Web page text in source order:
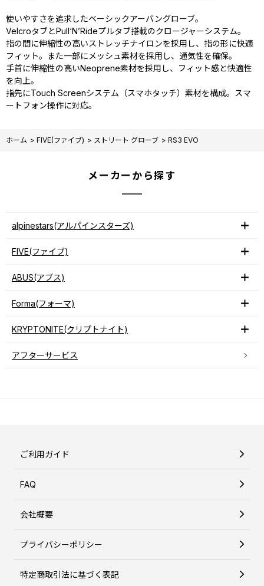
使いやすさを追求したベーシックアーバングローブ。
VelcroタブとPull‘N’Rideプルタブ搭載のクロージャーシステム。
指の間に伸縮性の高いストレッチナイロンを採用し、指の形に快適
フィット。また一部にメッシュ素材を採用し、通気性を確保。
手首に伸縮性の高いNeoprene素材を採用し、フィット感と快適性
を向上。
指先にTouch Screenシステム（スマホタッチ）素材を構成。スマ
ートフォン操作に対応。
ホーム > FIVE(ファイブ) > ストリート グローブ > RS3 EVO
メーカーから探す
alpinestars(アルパインスターズ)
FIVE(ファイブ)
ABUS(アブス)
Forma(フォーマ)
KRYPTONITE(クリプトナイト)
アフターサービス
ご利用ガイド
FAQ
会社概要
プライバシーポリシー
特定商取引法に基づく表記